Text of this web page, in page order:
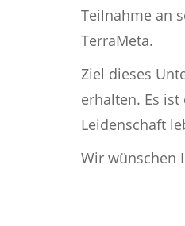
Teilnahme an
TerraMeta.
Ziel dieses
erhalten. Es
Leidenschaft
Wir wünschen